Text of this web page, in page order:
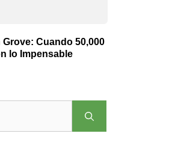
Grove: Cuando 50,000
lo Impensable